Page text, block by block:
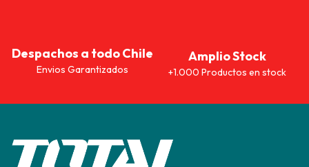
Despachos a todo Chile
Envios Garantizados
Amplio Stock
+1.000 Productos en stock